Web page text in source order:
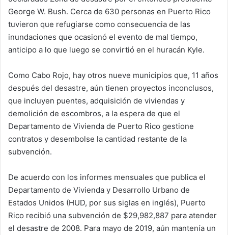
George W. Bush. Cerca de 630 personas en Puerto Rico
tuvieron que refugiarse como consecuencia de las
inundaciones que ocasionó el evento de mal tiempo,
anticipo a lo que luego se convirtió en el huracán Kyle.
Como Cabo Rojo, hay otros nueve municipios que, 11 años
después del desastre, aún tienen proyectos inconclusos,
que incluyen puentes, adquisición de viviendas y
demolición de escombros, a la espera de que el
Departamento de Vivienda de Puerto Rico gestione
contratos y desembolse la cantidad restante de la
subvención.
De acuerdo con los informes mensuales que publica el
Departamento de Vivienda y Desarrollo Urbano de
Estados Unidos (HUD, por sus siglas en inglés), Puerto
Rico recibió una subvención de $29,982,887 para atender
el desastre de 2008. Para mayo de 2019, aún mantenía un